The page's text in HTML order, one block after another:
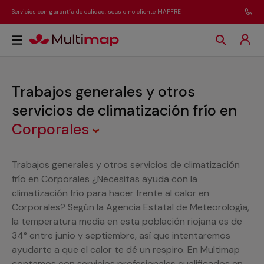
Servicios con garantía de calidad, seas o no cliente MAPFRE
Trabajos generales y otros
servicios de climatización frío en
Corporales
Trabajos generales y otros servicios de climatización
frío en Corporales ¿Necesitas ayuda con la
climatización frío para hacer frente al calor en
Corporales? Según la Agencia Estatal de Meteorología,
la temperatura media en esta población riojana es de
34° entre junio y septiembre, así que intentaremos
ayudarte a que el calor te dé un respiro. En Multimap